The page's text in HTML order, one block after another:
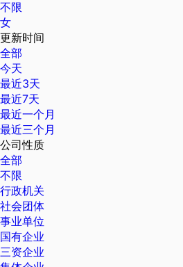
不限
女
更新时间
全部
今天
最近3天
最近7天
最近一个月
最近三个月
公司性质
全部
不限
行政机关
社会团体
事业单位
国有企业
三资企业